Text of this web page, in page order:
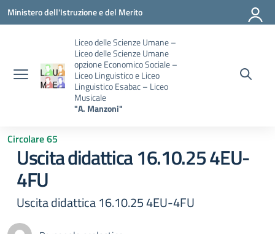
Vai ai contenuti
Vai al menu di navigazione
Vai al footer
Ministero dell'Istruzione e del Merito
Liceo delle Scienze Umane –
Liceo delle Scienze Umane
opzione Economico Sociale –
Liceo Linguistico e Liceo
Linguistico Esabac – Liceo
Musicale
"A. Manzoni"
Circolare 65
Uscita didattica 16.10.25 4EU-
4FU
Uscita didattica 16.10.25 4EU-4FU